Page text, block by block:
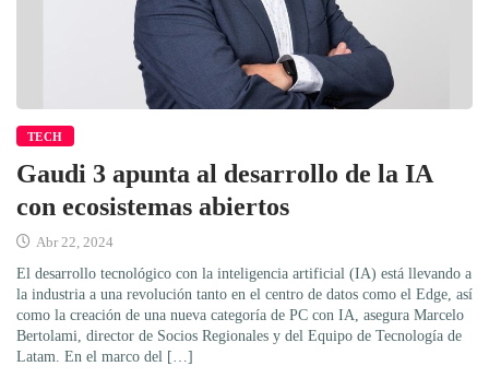
TECH
Gaudi 3 apunta al desarrollo de la IA
con ecosistemas abiertos
Abr 22, 2024
El desarrollo tecnológico con la inteligencia artificial (IA) está llevando a
la industria a una revolución tanto en el centro de datos como el Edge, así
como la creación de una nueva categoría de PC con IA, asegura Marcelo
Bertolami, director de Socios Regionales y del Equipo de Tecnología de
Latam. En el marco del […]